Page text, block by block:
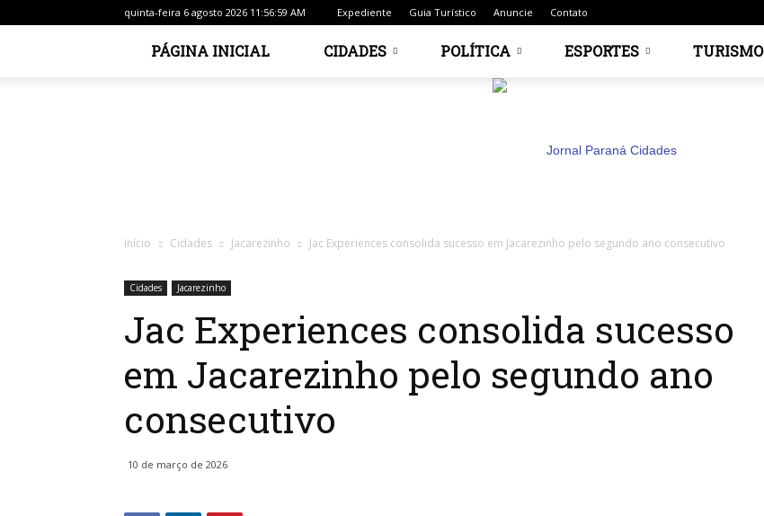
quinta-feira 6 agosto 2026 11:56:59 AM Expediente Guia Turístico Anuncie Contato
PÁGINA INICIAL CIDADES POLÍTICA ESPORTES TURISMO
Início Cidades Jacarezinho Jac Experiences consolida sucesso em Jacarezinho pelo segundo ano consecutivo
Cidades Jacarezinho
Jac Experiences consolida sucesso
em Jacarezinho pelo segundo ano
consecutivo
10 de março de 2026